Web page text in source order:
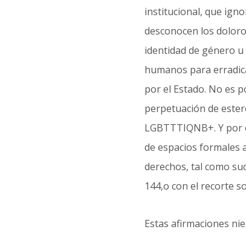
institucional, que
desconocen los
identidad de género
humanos para
por el Estado. No es
perpetuación de
LGBTTTIQNB+. Y
de espacios formales
derechos, tal como
144,o con el recorte
Estas afirmaciones